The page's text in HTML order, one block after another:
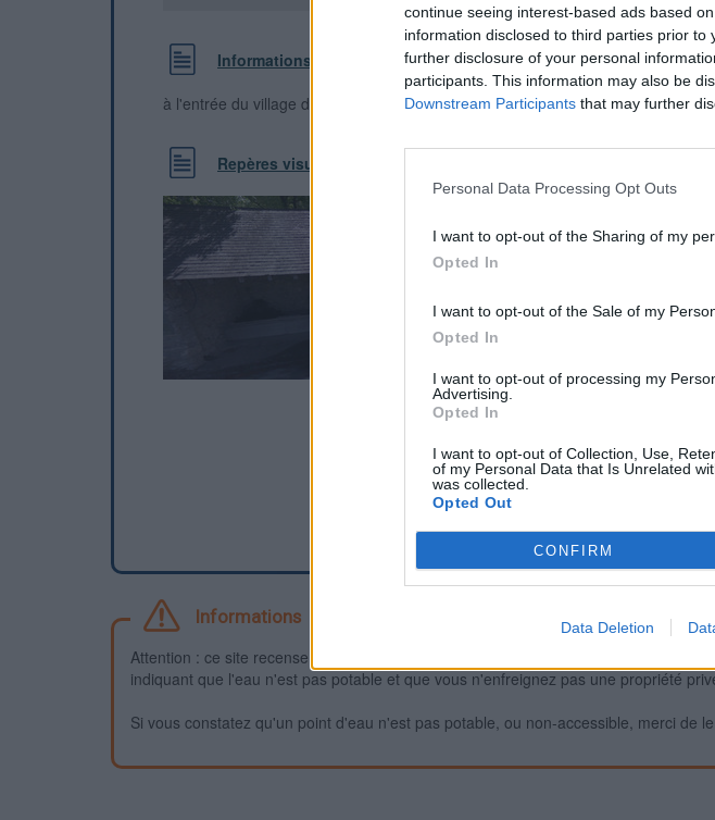
continue seeing interest-based ads based
information disclosed to third parties prior
further disclosure of your personal
participants. This information may also be
Downstream Participants that may further
Personal Data Processing Opt Outs
I want to opt-out of the Sharing of my
Opted In
I want to opt-out of the Sale of my
Opted In
I want to opt-out of processing my
Advertising.
Opted In
I want to opt-out of Collection, Use,
of my Personal Data that Is Unrelated
was collected.
Opted Out
CONFIRM
Data Deletion
Informations complémentaires
à l'entrée du village d'Arbouix sur la gauche en montant Hautacam
Repères visuels
Informations
Attention : ce site recense des points d'eau dont la fiabilité ne peut pas être
indiquant que l'eau n'est pas potable et que vous n'enfreignez pas une propriété
Si vous constatez qu'un point d'eau n'est pas potable, ou non-accessible, merci de